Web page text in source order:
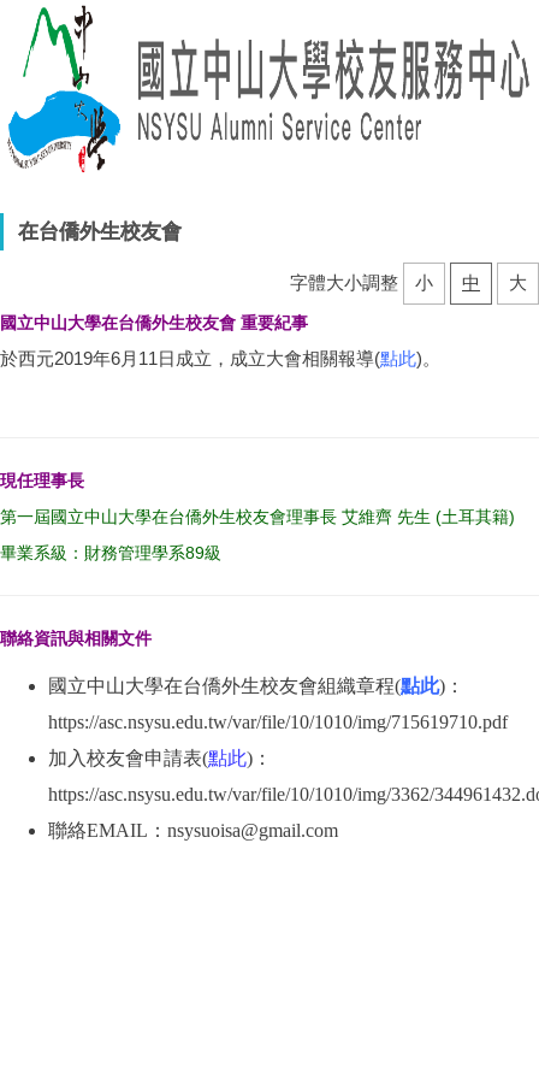
在台僑外生校友會
字體大小調整 小 中 大
國立中山大學在台僑外生校友會 重要紀事
於西元2019年6月11日成立，成立大會相關報導(點此)。
現任理事長
第一屆國立中山大學在台僑外生校友會理事長 艾維齊 先生 (土耳其籍)
畢業系級：財務管理學系89級
聯絡資訊與相關文件
國立中山大學在台僑外生校友會組織章程(點此)：
https://asc.nsysu.edu.tw/var/file/10/1010/img/715619710.pdf
加入校友會申請表(點此)：
https://asc.nsysu.edu.tw/var/file/10/1010/img/3362/
聯絡EMAIL：nsysuoisa@gmail.com